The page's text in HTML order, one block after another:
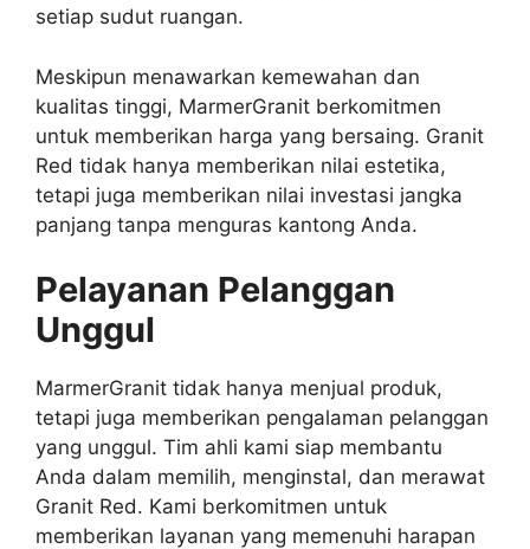
setiap sudut ruangan.
Meskipun menawarkan kemewahan dan
kualitas tinggi, MarmerGranit berkomitmen
untuk memberikan harga yang bersaing. Granit
Red tidak hanya memberikan nilai estetika,
tetapi juga memberikan nilai investasi jangka
panjang tanpa menguras kantong Anda.
Pelayanan Pelanggan
Unggul
MarmerGranit tidak hanya menjual produk,
tetapi juga memberikan pengalaman pelanggan
yang unggul. Tim ahli kami siap membantu
Anda dalam memilih, menginstal, dan merawat
Granit Red. Kami berkomitmen untuk
memberikan layanan yang memenuhi harapan